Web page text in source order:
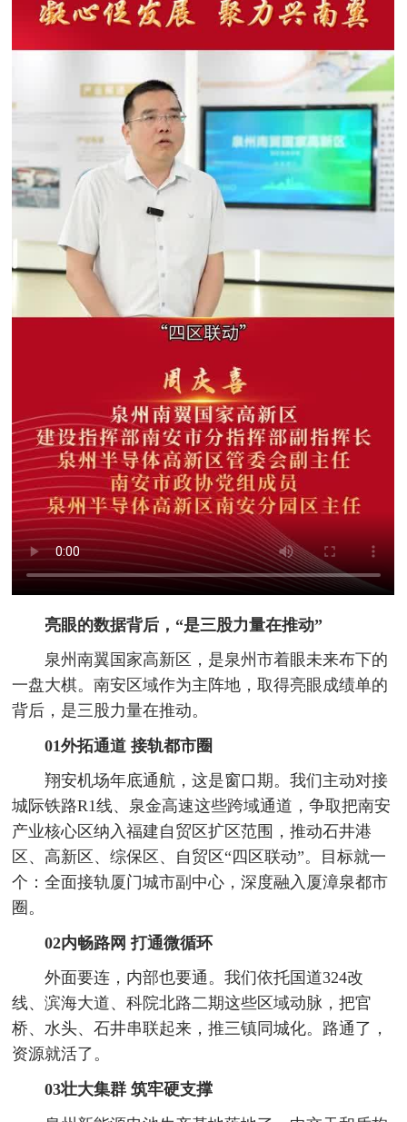
亮眼的数据背后，“是三股力量在推动”
泉州南翼国家高新区，是泉州市着眼未来布下的
一盘大棋。南安区域作为主阵地，取得亮眼成绩单的
背后，是三股力量在推动。
01外拓通道 接轨都市圈
翔安机场年底通航，这是窗口期。我们主动对接
城际铁路R1线、泉金高速这些跨域通道，争取把南安
产业核心区纳入福建自贸区扩区范围，推动石井港
区、高新区、综保区、自贸区“四区联动”。目标就一
个：全面接轨厦门城市副中心，深度融入厦漳泉都市
圈。
02内畅路网 打通微循环
外面要连，内部也要通。我们依托国道324改
线、滨海大道、科院北路二期这些区域动脉，把官
桥、水头、石井串联起来，推三镇同城化。路通了，
资源就活了。
03壮大集群 筑牢硬支撑